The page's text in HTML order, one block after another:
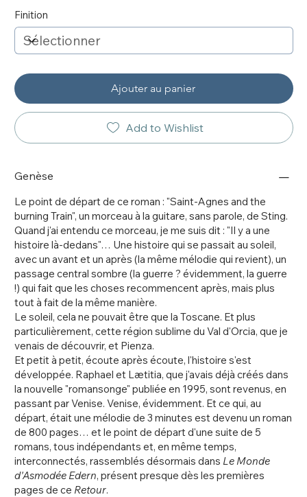
Finition
Ajouter au panier
Add to Wishlist
Genèse
Le point de départ de ce roman : "Saint-Agnes and the
burning Train", un morceau à la guitare, sans parole, de Sting.
Quand j'ai entendu ce morceau, je me suis dit : "Il y a une
histoire là-dedans"… Une histoire qui se passait au soleil,
avec un avant et un après (la même mélodie qui revient), un
passage central sombre (la guerre ? évidemment, la guerre
!) qui fait que les choses recommencent après, mais plus
tout à fait de la même manière.
Le soleil, cela ne pouvait être que la Toscane. Et plus
particulièrement, cette région sublime du Val d'Orcia, que je
venais de découvrir, et Pienza.
Et petit à petit, écoute après écoute, l'histoire s'est
développée. Raphael et Lætitia, que j'avais déjà créés dans
la nouvelle "romansonge" publiée en 1995, sont revenus, en
passant par Venise. Venise, évidemment. Et ce qui, au
départ, était une mélodie de 3 minutes est devenu un roman
de 800 pages… et le point de départ d'une suite de 5
romans, tous indépendants et, en même temps,
interconnectés, rassemblés désormais dans Le Monde
d'Asmodée Edern, présent presque dès les premières
pages de ce Retour.